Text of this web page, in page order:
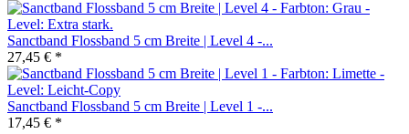
Sanctband Flossband 5 cm Breite | Level 4 -...
27,45 € *
Sanctband Flossband 5 cm Breite | Level 1 -...
17,45 € *